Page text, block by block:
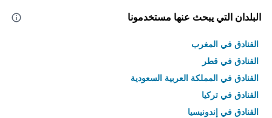
البلدان التي يبحث عنها مستخدمونا
الفنادق في المغرب
الفنادق في قطر
الفنادق في المملكة العربية السعودية
الفنادق في تركيا
الفنادق في إندونيسيا